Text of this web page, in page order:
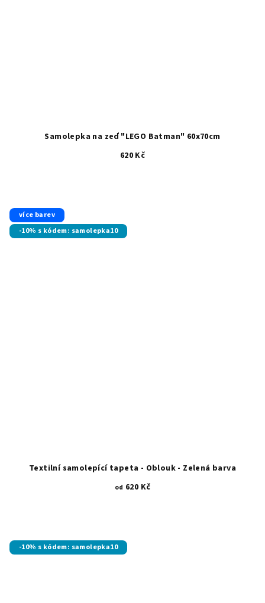
Samolepka na zeď "LEGO Batman" 60x70cm
620 Kč
více barev
-10% s kódem: samolepka10
Textilní samolepící tapeta - Oblouk - Zelená barva
od 620 Kč
-10% s kódem: samolepka10